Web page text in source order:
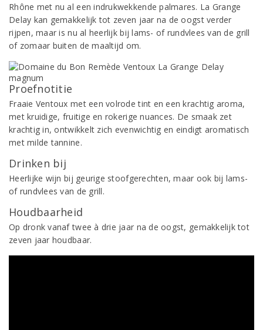
Rhône met nu al een indrukwekkende palmares. La Grange
Delay kan gemakkelijk tot zeven jaar na de oogst verder
rijpen, maar is nu al heerlijk bij lams- of rundvlees van de grill
of zomaar buiten de maaltijd om.
Proefnotitie
Fraaie Ventoux met een volrode tint en een krachtig aroma,
met kruidige, fruitige en rokerige nuances. De smaak zet
krachtig in, ontwikkelt zich evenwichtig en eindigt aromatisch
met milde tannine.
Drinken bij
Heerlijke wijn bij geurige stoofgerechten, maar ook bij lams-
of rundvlees van de grill.
Houdbaarheid
Op dronk vanaf twee à drie jaar na de oogst, gemakkelijk tot
zeven jaar houdbaar.